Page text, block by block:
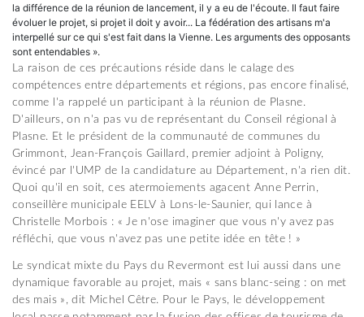
la différence de la réunion de lancement, il y a eu de l'écoute. Il faut faire
évoluer le projet, si projet il doit y avoir... La fédération des artisans m'a
interpellé sur ce qui s'est fait dans la Vienne. Les arguments des opposants
sont entendables ».
La raison de ces précautions réside dans le calage des
compétences entre départements et régions, pas encore finalisé,
comme l'a rappelé un participant à la réunion de Plasne.
D'ailleurs, on n'a pas vu de représentant du Conseil régional à
Plasne. Et le président de la communauté de communes du
Grimmont, Jean-François Gaillard, premier adjoint à Poligny,
évincé par l'UMP de la candidature au Département, n'a rien dit.
Quoi qu'il en soit, ces atermoiements agacent Anne Perrin,
conseillère municipale EELV à Lons-le-Saunier, qui lance à
Christelle Morbois : « Je n'ose imaginer que vous n'y avez pas
réfléchi, que vous n'avez pas une petite idée en tête ! »
Le syndicat mixte du Pays du Revermont est lui aussi dans une
dynamique favorable au projet, mais « sans blanc-seing : on met
des mais », dit Michel Cêtre. Pour le Pays, le développement